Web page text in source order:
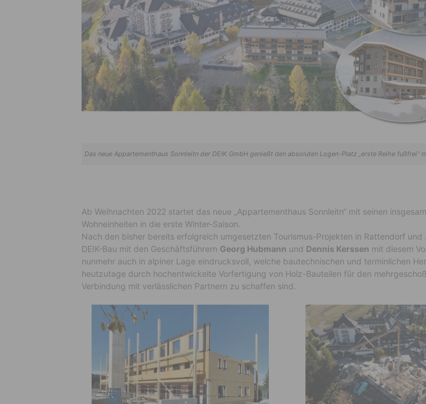
Das neue Appartementhaus Sonnleitn der DEIK GmbH genießt den absoluten Logen-Platz „erste Reihe fußfrei“
Ab Weihnachten 2022 startet das neue „Appartementhaus Sonnleitn“ mit seinen
Wohneinheiten in die erste Winter-Saison.
Nach den bisher bereits erfolgreich umgesetzten Tourismus-Projekten in Rattendorf und
DEIK-Bau mit den Geschäftsführern Georg Hubmann und Dennis Kerssen mit diesem
nunmehr auch in alpiner Lage eindrucksvoll, welche bautechnischen und terminlichen
heutzutage durch hochentwickelte Vorfertigung von Holz-Bauteilen für den
Verbindung mit verlässlichen Partnern zu schaffen sind.